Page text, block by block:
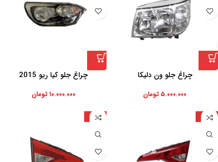
چراغ جلو ون دلیکا
۵.۰۰۰.۰۰۰تومان
چراغ جلو کیا ریو 2015
۱۰.۰۰۰.۰۰۰ تومان
تایوان تایوان